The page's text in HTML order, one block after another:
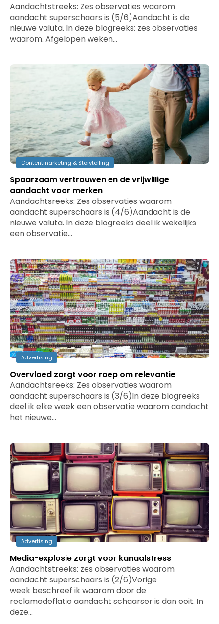
Aandachtstreeks: Zes observaties waarom
aandacht superschaars is (5/6)Aandacht is de
nieuwe valuta. In deze blogreeks: zes observaties
waarom. Afgelopen weken…
Contentmarketing & Storytelling
Spaarzaam vertrouwen en de vrijwillige
aandacht voor merken
Aandachtsreeks: Zes observaties waarom
aandacht superschaars is (4/6)Aandacht is de
nieuwe valuta. In deze blogreeks deel ik wekelijks
een observatie…
Advertising
Overvloed zorgt voor roep om relevantie
Aandachtsreeks: Zes observaties waarom
aandacht superschaars is (3/6)In deze blogreeks
deel ik elke week een observatie waarom aandacht
het nieuwe…
Advertising
Media-explosie zorgt voor kanaalstress
Aandachtstreeks: zes observaties waarom
aandacht superschaars is (2/6)Vorige
week beschreef ik waarom door de
reclamedeflatie aandacht schaarser is dan ooit. In
deze…